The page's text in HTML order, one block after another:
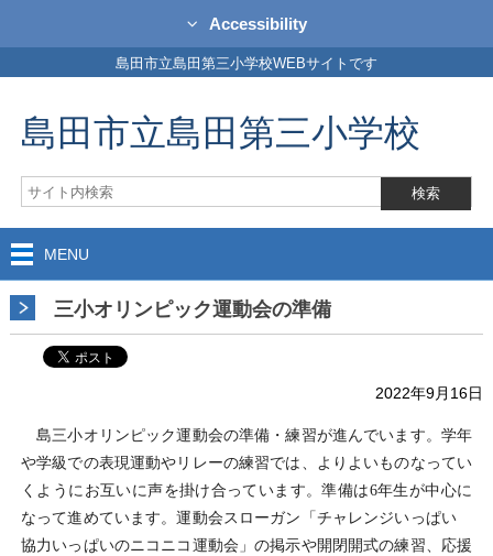
Accessibility
島田市立島田第三小学校WEBサイトです
島田市立島田第三小学校
MENU
三小オリンピック運動会の準備
2022年9月16日
島三小オリンピック運動会の準備・練習が進んでいます。学年
や学級での表現運動やリレーの練習では、よりよいものなってい
くようにお互いに声を掛け合っています。準備は6年生が中心に
なって進めています。運動会スローガン「チャレンジいっぱい
協力いっぱいのニコニコ運動会」の掲示や開閉開式の練習、応援